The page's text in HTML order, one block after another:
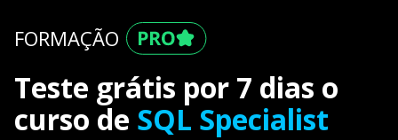
FORMAÇÃO
Teste grátis por 7 dias o
curso de SQL Specialist